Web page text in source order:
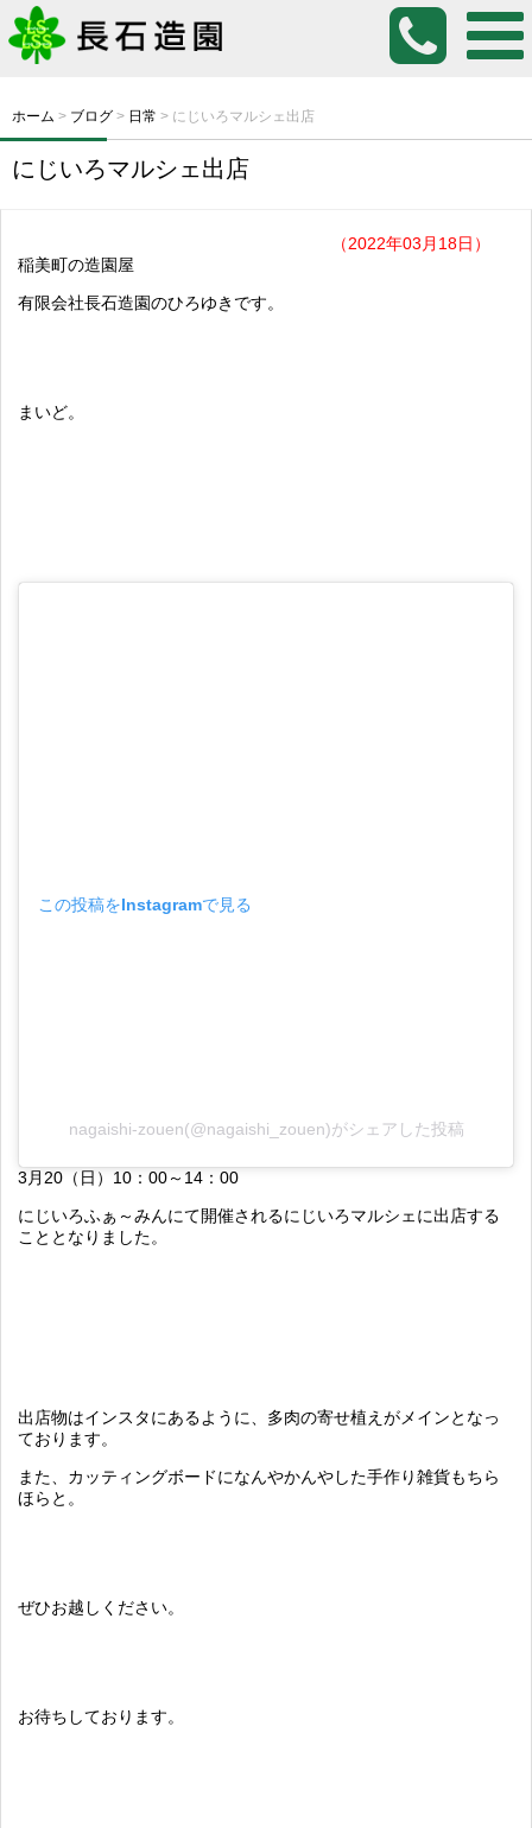
ホーム > ブログ > 日常 > にじいろマルシェ出店
にじいろマルシェ出店
（2022年03月18日）
稲美町の造園屋
有限会社長石造園のひろゆきです。
まいど。
この投稿をInstagramで見る
nagaishi-zouen(@nagaishi_zouen)がシェアした投稿
3月20（日）10：00～14：00
にじいろふぁ～みんにて開催されるにじいろマルシェに出店する
こととなりました。
出店物はインスタにあるように、多肉の寄せ植えがメインとなっ
ております。
また、カッティングボードになんやかんやした手作り雑貨もちら
ほらと。
ぜひお越しください。
お待ちしております。